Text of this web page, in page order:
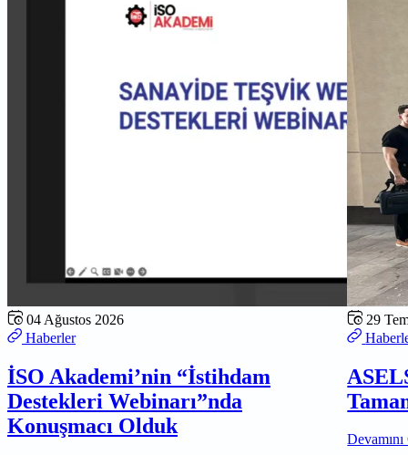
04 Ağustos 2026
Haberler
İSO Akademi’nin “İstihdam
Destekleri Webinarı”nda
Konuşmacı Olduk
29